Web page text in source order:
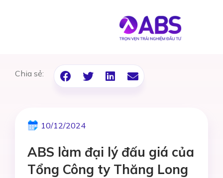
Chia sẻ:
10/12/2024
ABS làm đại lý đấu giá của
Tổng Công ty Thăng Long